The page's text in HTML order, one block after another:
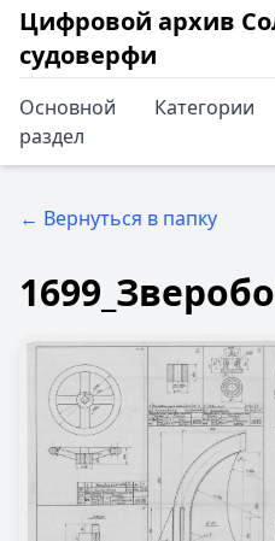
Цифровой архив
судоверфи
Основной
раздел
Категории
← Вернуться в папку